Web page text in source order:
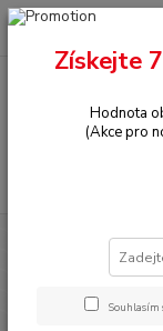
OBLEČENÍ
Tričko s
Získejte
Hodnota
(Akce pro
Souhlasím